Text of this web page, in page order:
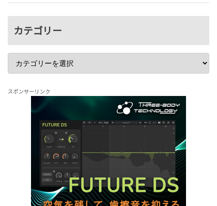
カテゴリー
スポンサーリンク